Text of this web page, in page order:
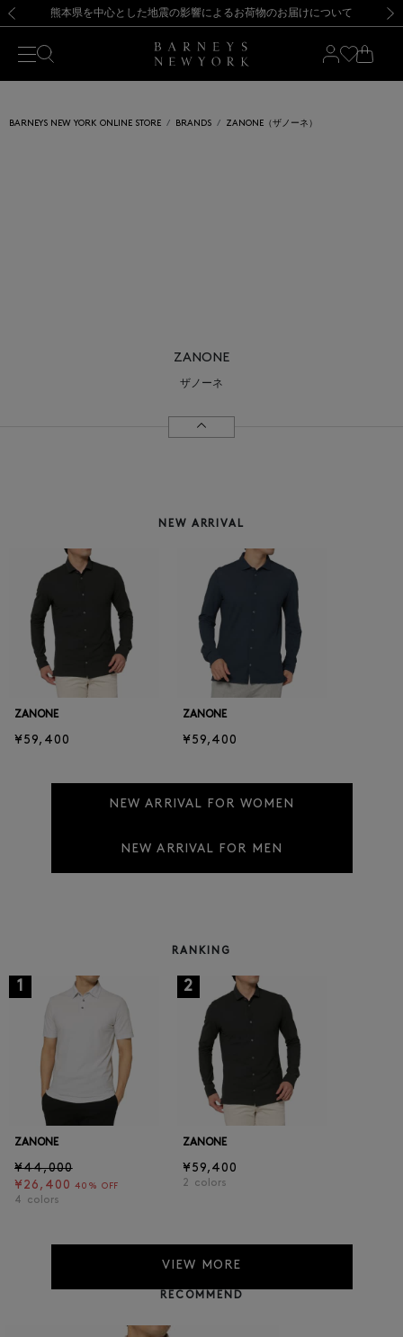
新規登録のお客様も対象！＜MY BARNEYS＞会員のお客様は11,000円（税込）以上のお買上げで常時送料無料！お買い物の際は会員登録を！
【夏季休業に伴う返品・交換承り一時停止のお知らせ】（2026.8.5）
熊本県を中心とした地震の影響によるお荷物のお届けについて
【開催中】SUMMER SALEのご案内・ご注意事項 新規登録のお客様も対象！＜MY BARNEYS＞会員のお客様は11,000円（税込）以上のお買上げで常時送料無料！お買い物の際は会員登録を！
【夏季休業に伴う返品・交換承り一時停止のお知らせ】（2026.8.5）
BARNEYS NEW YORK ONLINE STORE BRANDS ZANONE（ザノーネ）
ZANONE
ザノーネ
NEW ARRIVAL
ZANONE
¥59,400
ZANONE
¥59,400
NEW ARRIVAL FOR WOMEN
NEW ARRIVAL FOR MEN
RANKING
1
ZANONE
¥44,000
¥26,400 40% OFF
4 colors
2
ZANONE
¥59,400
2 colors
VIEW MORE
RECOMMEND